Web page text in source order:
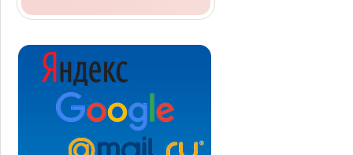
Образование, педагогика, обучение
Forbes russia
Связь и телекоммуникации